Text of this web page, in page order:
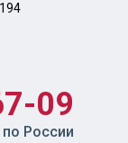
09
России